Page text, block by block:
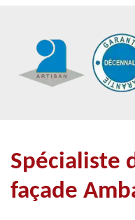
Spécialiste
façade